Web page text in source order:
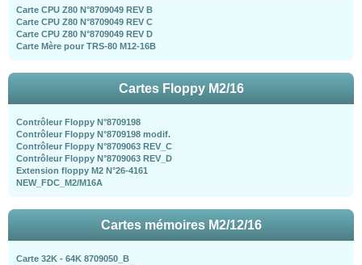
Carte CPU Z80 N°8709049 REV B
Carte CPU Z80 N°8709049 REV C
Carte CPU Z80 N°8709049 REV D
Carte Mère pour TRS-80 M12-16B
Cartes Floppy M2/16
Contrôleur Floppy N°8709198
Contrôleur Floppy N°8709198 modif.
Contrôleur Floppy N°8709063 REV_C
Contrôleur Floppy N°8709063 REV_D
Extension floppy M2 N°26-4161
NEW_FDC_M2/M16A
Cartes mémoires M2/12/16
Carte 32K - 64K 8709050_B